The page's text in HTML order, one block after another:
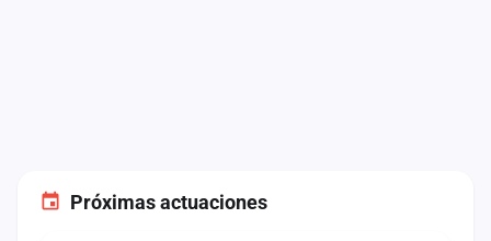
Próximas actuaciones